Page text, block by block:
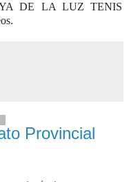
DE LA LUZ TENIS
Provincial